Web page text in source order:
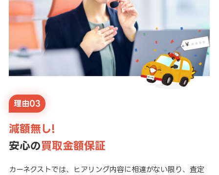
理由03
減額無し!
安心の買取金額保証
カーネクストでは、ヒアリング内容に相違がない限り、査定